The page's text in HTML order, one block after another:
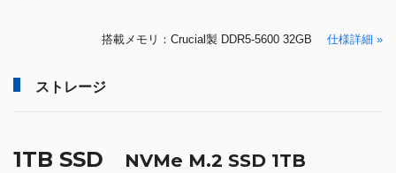
搭載メモリ：Crucial製 DDR5-5600 32GB 仕様詳細 »
ストレージ
1TB SSD NVMe M.2 SSD 1TB